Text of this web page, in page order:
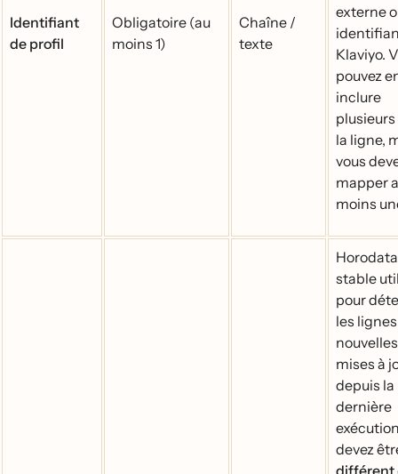
Identifiant
de profil
Obligatoire (au
moins 1)
Chaîne /
texte
externe
Klaviyo.
pouvez
inclure
la ligne,
vous
mapper
moins
stable
pour
les lignes
mises à
depuis la
dernière
devez
différent